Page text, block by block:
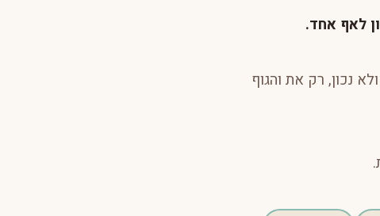
לאף אחד.
נכון, רק את והגוף